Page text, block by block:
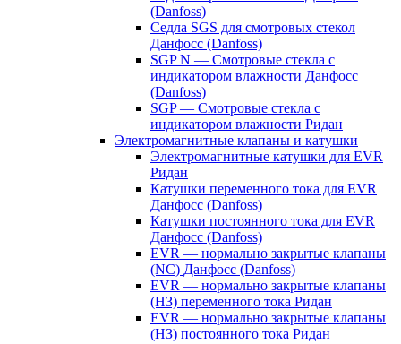
(Danfoss)
Седла SGS для смотровых стекол
Данфосс (Danfoss)
SGP N — Смотровые стекла с
индикатором влажности Данфосс
(Danfoss)
SGP — Смотровые стекла с
индикатором влажности Ридан
Электромагнитные клапаны и катушки
Электромагнитные катушки для EVR
Ридан
Катушки переменного тока для EVR
Данфосс (Danfoss)
Катушки постоянного тока для EVR
Данфосс (Danfoss)
EVR — нормально закрытые клапаны
(NC) Данфосс (Danfoss)
EVR — нормально закрытые клапаны
(НЗ) переменного тока Ридан
EVR — нормально закрытые клапаны
(НЗ) постоянного тока Ридан